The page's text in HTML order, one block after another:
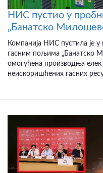
НИС пустио у
„Банатско
Компанија НИС пустила је
гасним пољима „Банатско
омогућена производња
неискоришћених гасних